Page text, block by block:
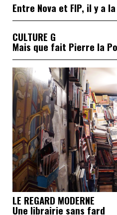
Entre Nova et FIP, il y a
CULTURE G
Mais que fait Pierre la
LE REGARD MODERNE
Une librairie sans fard